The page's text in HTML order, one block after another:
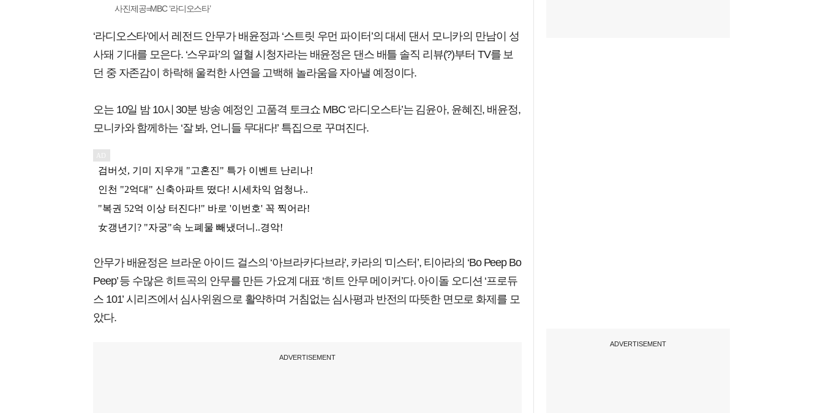
사진제공=MBC ‘라디오스타’
‘라디오스타’에서 레전드 안무가 배윤정과 ‘스트릿 우먼 파이터’의 대세 댄서 모니카의 만남이 성
사돼 기대를 모은다. ‘스우파’의 열혈 시청자라는 배윤정은 댄스 배틀 솔직 리뷰(?)부터 TV를 보
던 중 자존감이 하락해 울컥한 사연을 고백해 놀라움을 자아낼 예정이다.
오는 10일 밤 10시 30분 방송 예정인 고품격 토크쇼 MBC ‘라디오스타’는 김윤아, 윤혜진, 배윤정,
모니카와 함께하는 ‘잘 봐, 언니들 무대다!’ 특집으로 꾸며진다.
안무가 배윤정은 브라운 아이드 걸스의 ‘아브라카다브라’, 카라의 ‘미스터’, 티아라의 ‘Bo Peep Bo
Peep’ 등 수많은 히트곡의 안무를 만든 가요계 대표 ‘히트 안무 메이커’다. 아이돌 오디션 ‘프로듀
스 101’ 시리즈에서 심사위원으로 활약하며 거침없는 심사평과 반전의 따뜻한 면모로 화제를 모
았다.
ADVERTISEMENT
ADVERTISEMENT